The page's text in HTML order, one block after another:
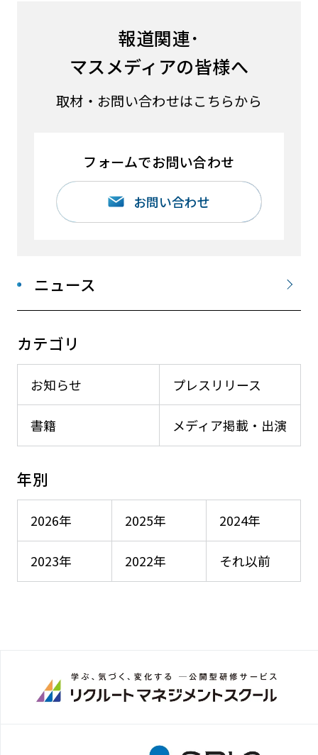
ニュース
カテゴリ
お知らせ プレスリリース
メディア掲載・出演
書籍
年別
2026年 2025年 2024年
2023年 2022年 それ以前
報道関連･
マスメディアの皆様へ
取材・お問い合わせはこちらから
フォームでお問い合わせ
お問い合わせ